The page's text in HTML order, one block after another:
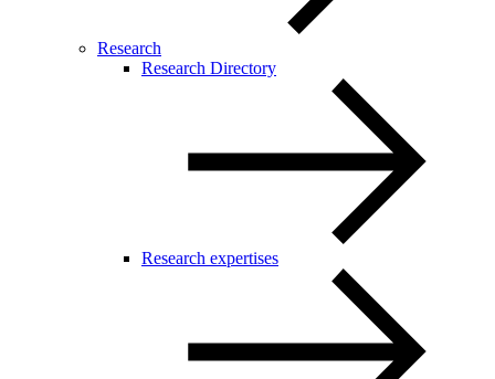
Research
Research Directory
Research expertises